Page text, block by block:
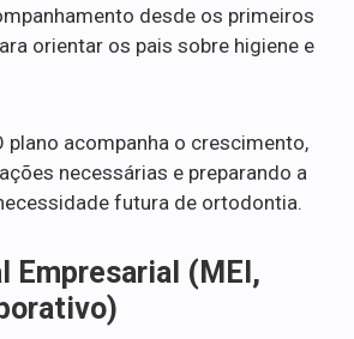
desde os primeiros
orientar os pais sobre higiene e
plano acompanha o crescimento,
necessárias e preparando a
futura de ortodontia.
Empresarial (MEI,